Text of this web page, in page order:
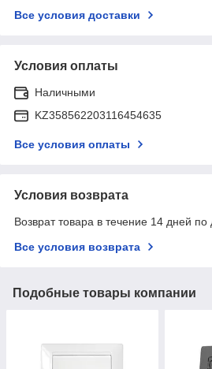
Все условия доставки
Условия оплаты
Наличными
KZ358562203116454635
Все условия оплаты
Условия возврата
Возврат товара в течение 14 дней по
Все условия возврата
Подобные товары компании